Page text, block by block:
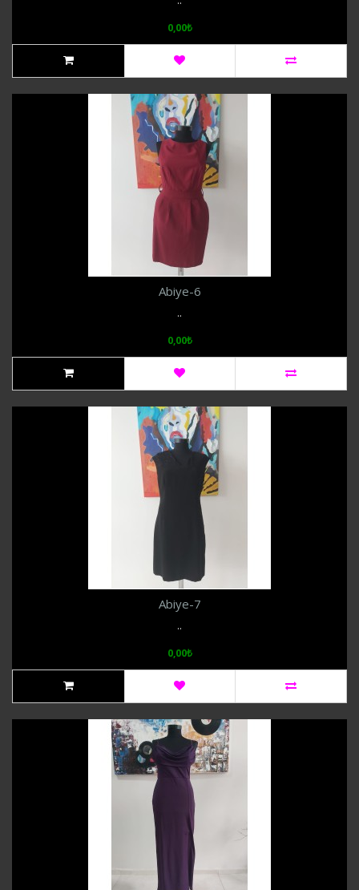
0,00₺
Abiye-6
..
0,00₺
Abiye-7
..
0,00₺